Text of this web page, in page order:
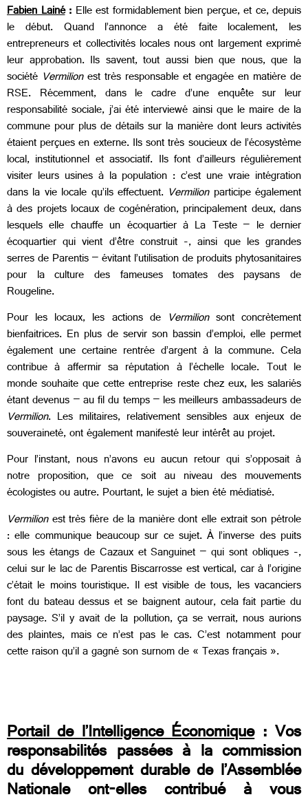
Fabien Lainé: Elle est formidablement bien perçue, et ce, depuis
le début. Quand l’annonce a été faite localement, les
entrepreneurs et collectivités locales nous ont largement exprimé
leur approbation. Ils savent, tout aussi bien que nous, que la
société Vermilionest très responsable et engagée en matière de
RSE. Récemment, dans le cadre d’une enquête sur leur
responsabilité sociale, j’ai été interviewé ainsi que le maire de la
commune pour plus de détails sur la manière dont leurs activités
étaient perçues en externe. Ils sont très soucieux de l’écosystème
local, institutionnel et associatif. Ils font d’ailleurs régulièrement
visiter leurs usines à la population : c’est une vraie intégration
dans la vie locale qu’ils effectuent. Vermilion participe également
à des projets locaux de cogénération, principalement deux, dans
lesquels elle chauffe un écoquartier à La Teste – le dernier
écoquartier qui vient d’être construit -, ainsi que les grandes
serres de Parentis – évitant l’utilisation de produits phytosanitaires
pour la culture des fameuses tomates des paysans de
Rougeline.
Pour les locaux, les actions de Vermilion sont concrètement
bienfaitrices. En plus de servir son bassin d’emploi, elle permet
également une certaine rentrée d’argent à la commune. Cela
contribue à affermir sa réputation à l’échelle locale. Tout le
monde souhaite que cette entreprise reste chez eux, les salariés
étant devenus – au fil du temps – les meilleurs ambassadeurs de
Vermilion. Les militaires, relativement sensibles aux enjeux de
souveraineté, ont également manifesté leur intérêt au projet.
Pour l’instant, nous n’avons eu aucun retour qui s’opposait à
notre proposition, que ce soit au niveau des mouvements
écologistes ou autre. Pourtant, le sujet a bien été médiatisé.
Vermilionest très fière de la manière dont elle extrait son pétrole
: elle communique beaucoup sur ce sujet. À l’inverse des puits
sous les étangs de Cazaux et Sanguinet – qui sont obliques -,
celui sur le lac de Parentis Biscarrosse est vertical, car à l’origine
c’était le moins touristique. Il est visible de tous, les vacanciers
font du bateau dessus et se baignent autour, cela fait partie du
paysage. S’il y avait de la pollution, ça se verrait, nous aurions
des plaintes, mais ce n’est pas le cas. C’est notamment pour
cette raison qu’il a gagné son surnom de « Texas français ».
Portail de l’Intelligence Économique: Vos
responsabilités passées à la commission
du développement durable de l’Assemblée